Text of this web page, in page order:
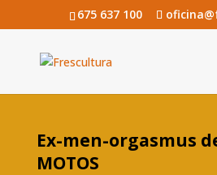
675 637 100
Ex-men-orgasmus
MOTOS